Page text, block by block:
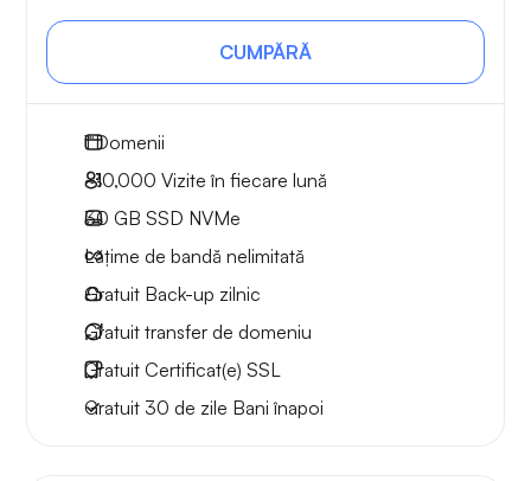
CUMPĂRĂ
1Domenii
~10,000 Vizite în fiecare lună
30 GB SSD NVMe
Lățime de bandă nelimitată
Gratuit Back-up zilnic
Gratuit transfer de domeniu
Gratuit Certificat(e) SSL
Gratuit 30 de zile Bani înapoi